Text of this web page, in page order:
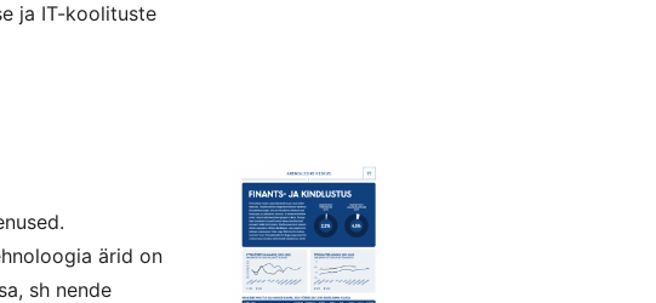
ja IT-koolituste
ärid on
sh nende